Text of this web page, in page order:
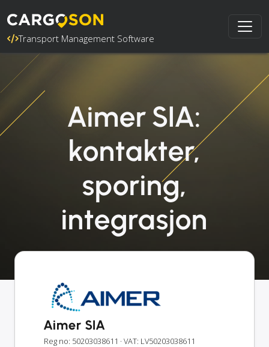
Transport Management Software
Aimer SIA:
kontakter,
sporing,
integrasjon
Aimer SIA
Reg no: 50203038611 · VAT: LV50203038611